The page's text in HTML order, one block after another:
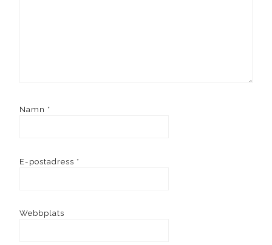
Namn *
E-postadress *
Webbplats